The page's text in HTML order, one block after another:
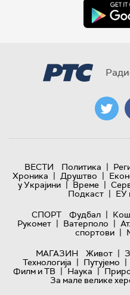
ВЕСТИ Политика |
Хроника | Друштво |
у Украјини | Време |
Подкаст | ЕУ
СПОРТ
Фудбал |
Рукомет | Ватерполо |
спортови |
МАГАЗИН
Живот |
Технологијa | Путујемо |
Филм и ТВ | Наука |
За мале велике